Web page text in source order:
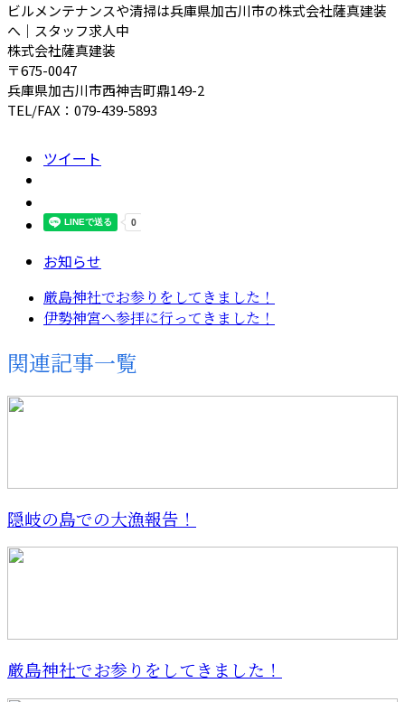
ビルメンテナンスや清掃は兵庫県加古川市の株式会社薩真建装
へ｜スタッフ求人中
株式会社薩真建装
〒675-0047
兵庫県加古川市西神吉町鼎149-2
TEL/FAX：079-439-5893
ツイート
お知らせ
厳島神社でお参りをしてきました！
伊勢神宮へ参拝に行ってきました！
関連記事一覧
隠岐の島での大漁報告！
厳島神社でお参りをしてきました！